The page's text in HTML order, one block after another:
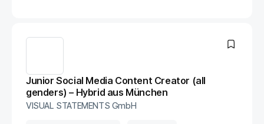
Junior Social Media Content Creator (all
genders) – Hybrid aus München
VISUAL STATEMENTS GmbH